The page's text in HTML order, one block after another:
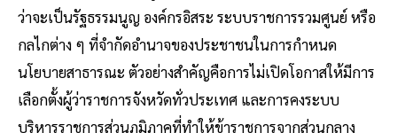
ว่าจะเป็นรัฐธรรมนูญ องค์กรอิสระ ระบบราชการรวมศูนย์ หรือ
กลไกต่าง ๆ ที่จำกัดอำนาจของประชาชนในการกำหนด
นโยบายสาธารณะ ตัวอย่างสำคัญคือการไม่เปิดโอกาสให้มีการ
เลือกตั้งผู้ว่าราชการจังหวัดทั่วประเทศ และการคงระบบ
บริหารราชการส่วนภูมิภาคที่ทำให้ข้าราชการจากส่วนกลาง